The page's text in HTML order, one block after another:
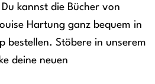
kannst die Bücher von
Hartung ganz bequem in
bestellen. Stöbere in unserem
deine neuen